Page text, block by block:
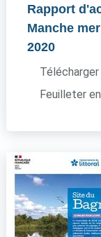
Rapport
Manche
2020
Feuilleter